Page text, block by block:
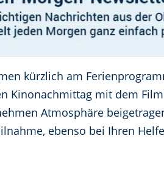
kürzlich am
Kinonachmittag mit dem
Atmosphäre
ebenso bei Ihren